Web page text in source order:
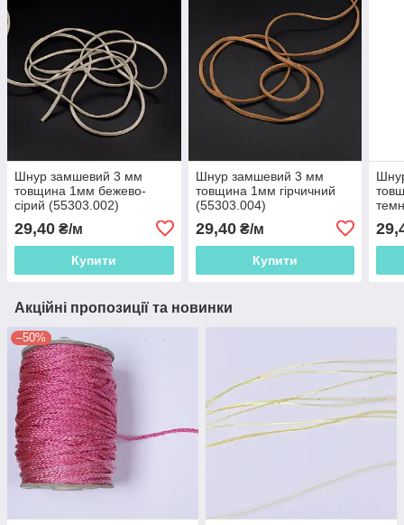
Шнур замшевий 3 мм
товщина 1мм бежево-
сірий (55303.002)
29,40 ₴/м
Купити
Шнур замшевий 3 мм
товщина 1мм гірчичний
(55303.004)
29,40₴/м
Купити
Акційні пропозиції та новинки
–50%